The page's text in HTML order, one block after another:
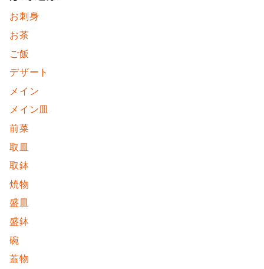
お刺身
お茶
ご飯
デザート
メイン
メイン皿
前菜
取皿
取鉢
焼物
盛皿
盛鉢
碗
蓋物